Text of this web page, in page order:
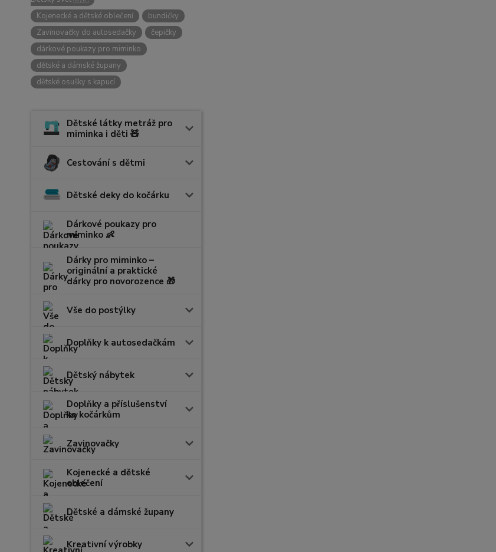
Kojenecké a dětské oblečení
bundičky
Zavinovačky do autosedačky
čepičky
dárkové poukazy pro miminko
dětské a dámské župany
dětské osušky s kapucí
Dětské látky metráž pro
miminka i děti 🧸
Cestování s dětmi
Dětské deky do kočárku
Dárkové poukazy pro
miminko 👶
Dárky pro miminko –
originální a praktické
dárky pro novorozence 🎁
Vše do postýlky
Doplňky k autosedačkám
Dětský nábytek
Doplňky a příslušenství
ke kočárkům
Zavinovačky
Kojenecké a dětské
oblečení
Dětské a dámské župany
Kreativní výrobky